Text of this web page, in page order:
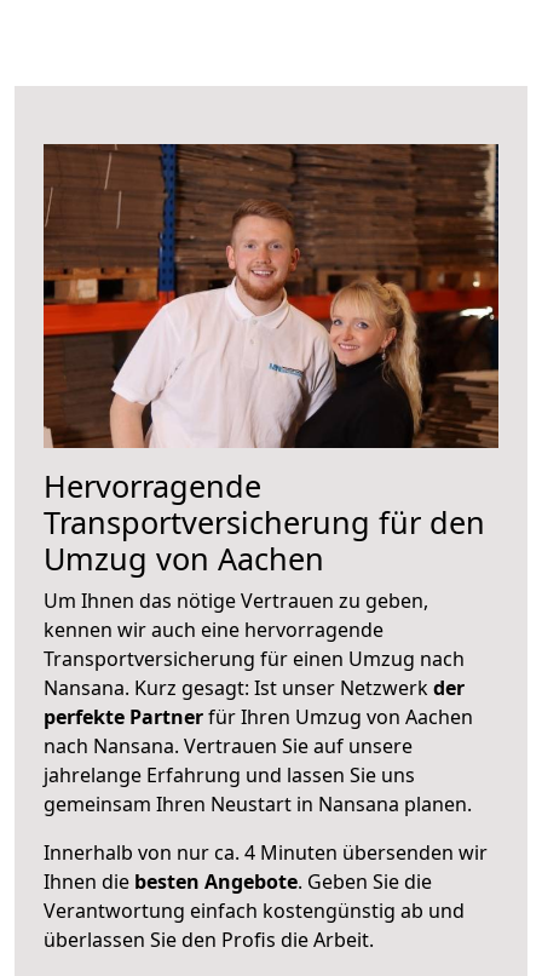
Hervorragende
Transportversicherung für den
Umzug von Aachen
Um Ihnen das nötige Vertrauen zu geben,
kennen wir auch eine hervorragende
Transportversicherung für einen Umzug nach
Nansana. Kurz gesagt: Ist unser Netzwerkder
perfekte Partnerfür Ihren Umzug von Aachen
nach Nansana. Vertrauen Sie auf unsere
jahrelange Erfahrung und lassen Sie uns
gemeinsam Ihren Neustart in Nansana planen.
Innerhalb von nur ca. 4 Minuten übersenden wir
Ihnen die besten Angebote. Geben Sie die
Verantwortung einfach kostengünstig ab und
überlassen Sie den Profis die Arbeit.